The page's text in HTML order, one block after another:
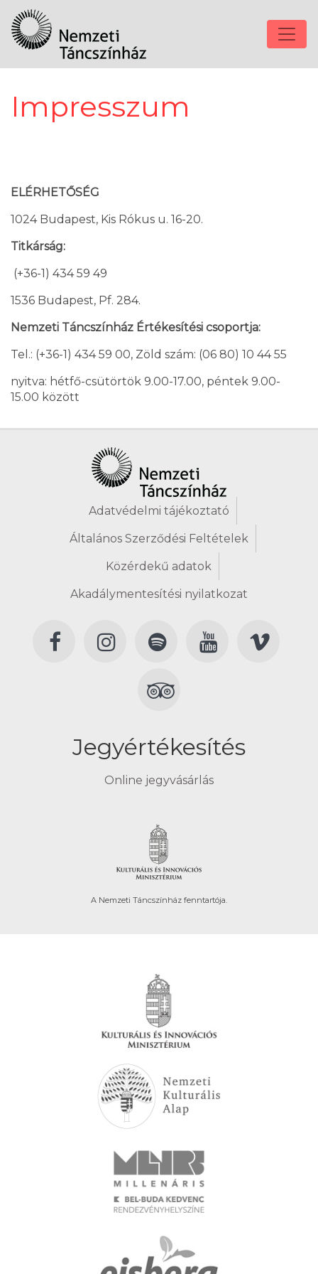
Impresszum
ELÉRHETŐSÉG
1024 Budapest, Kis Rókus u. 16-20.
Titkárság:
(+36-1) 434 59 49
1536 Budapest, Pf. 284.
Nemzeti Táncszínház Értékesítési csoportja:
Tel.: (+36-1) 434 59 00, Zöld szám: (06 80) 10 44 55
nyitva: hétfő-csütörtök 9.00-17.00, péntek 9.00-
15.00 között
Adatvédelmi tájékoztató
Általános Szerződési Feltételek
Közérdekű adatok
Akadálymentesítési nyilatkozat
Jegyértékesítés
Online jegyvásárlás
A Nemzeti Táncszínház fenntartója.